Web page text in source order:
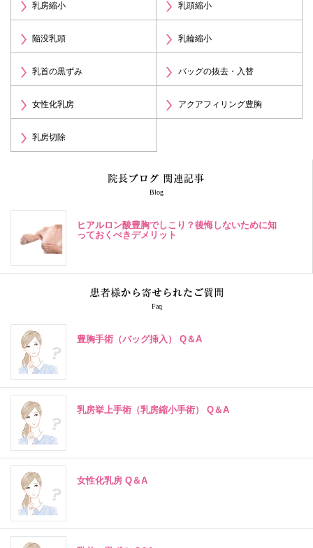
乳房縮小 乳頭縮小
陥没乳頭 乳輪縮小
乳首の黒ずみ バッグの抜去・入替
女性化乳房 アクアフィリング豊胸
乳房切除
Blog
ヒアルロン酸豊胸でしこり？後悔しないために知
っておくべきデメリット
Faq
豊胸手術（バッグ挿入） Q＆A
乳房挙上手術（乳房縮小手術） Q＆A
女性化乳房 Q＆A